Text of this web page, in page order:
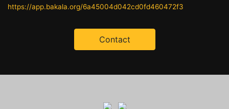
https://app.bakala.org/6a45004d042cd0fd460472f3
Contact